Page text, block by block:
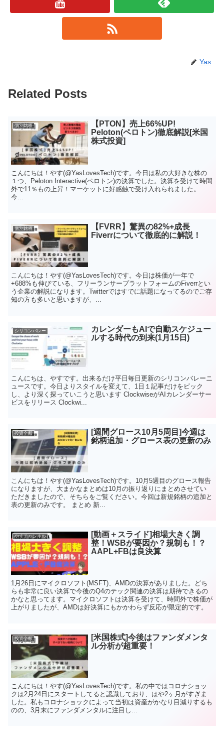
Yas
Related Posts
個別銘柄
【PTON】売上66%UP!
Peloton(ペロトン)徹底解説[米国
株式投資]
こんにちは！やす(@YasLovesTech)です。今日は私の大好きな株の
１つ、Peloton Interactive(ペロトン)の決算でした。決算を受けて時間
外で11％もの上昇！マーケットに好感触で受け入れられました。
今...
個別銘柄
【FVRR】驚異の82%+成長
Fiverrについて徹底的に解説！
こんにちは！やす(@YasLovesTech)です。今日は株価が一年で
+688%も伸びている、フリーランサープラットフォームのFiverrとい
う企業の解説になります。Twitterではすでに話題になってるのでご存
知の方も多いと思いますが、...
シリコンバレー
カレンダーもAIで自動スケジュー
ルする時代の到来(1月15日)
こんにちは、やすです。出来るだけ平日毎日更新のシリコンバレーニ
ュースです。今日よりスタイルを変えて、1日１記事だけをピック
し、より深く探っていこうと思います ClockwiseがAIカレンダーサー
ビスをリリース Clockwi...
投資全般
[週間グロース10月5周目]今週は
銘柄追加・グロース表の更新のみ
こんにちは！やす(@YasLovesTech)です。10月5週目のグロース報告
になりますが、大まかなまとめは10月の振り返りにまとめさせてい
ただきましたので、そちらをご覧ください。今回は新規銘柄の追加と
表の更新のみです。 まとめ 新...
やすチャンネル
[動画＋スライド]相場大きく調
整！WSBが要因か？規制も！？
AAPL+FBは良決算
1月26日にマイクロソフト(MSFT)、AMDの決算がありました。どち
らも非常に良い決算で今後のQ4のテック関連の決算は期待できるの
かなと思ってます。マイクロソフトは決算を受けて、時間外で株価が
上がりましたが、AMDは好決算にもかかわらず反応が限定的です。
投資全般
[米国株式]今後はファンダメンタ
ル分析が超重要！
こんにちは！やす(@YasLovesTech)です。私の中ではコロナショッ
クは2月24日にスタートしてると認識しており、はや2ヶ月がすぎま
した。私もコロナショックによって当初は資産がかなり目減りするも
のの、3月末にファンダメンタルに注目し...